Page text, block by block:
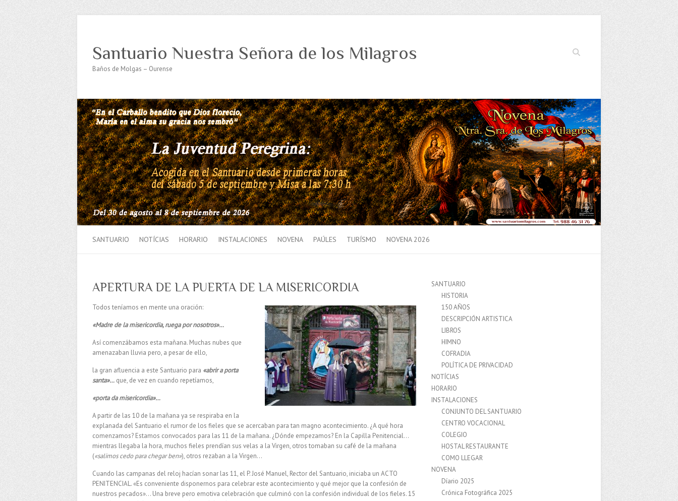
Buscar
Santuario Nuestra Señora de los Milagros
Baños de Molgas – Ourense
SANTUARIO NOTÍCIAS HORARIO INSTALACIONES NOVENA PAÚLES TURÍSMO NOVENA 2026
APERTURA DE LA PUERTA DE LA MISERICORDIA
Todos teníamos en mente una oración:
«Madre de la misericordia, ruega por nosotros»…
Así comenzábamos esta mañana. Muchas nubes que
amenazaban lluvia pero, a pesar de ello,
la gran afluencia a este Santuario para «abrir a porta
santa»… que, de vez en cuando repetíamos,
«porta da misericordia»…
A partir de las 10 de la mañana ya se respiraba en la
explanada del Santuario el rumor de los fieles que se acercaban para tan magno acontecimiento. ¿A qué hora
comenzamos? Estamos convocados para las 11 de la mañana. ¿Dónde empezamos? En la Capilla Penitencial…
mientras llegaba la hora, muchos fieles prendían sus velas a la Virgen, otros tomaban su café de la mañana
(«salimos cedo para chegar ben»), otros rezaban a la Virgen…
Cuando las campanas del reloj hacían sonar las 11, el P. José Manuel, Rector del Santuario, iniciaba un ACTO
PENITENCIAL. «Es conveniente disponernos para celebrar este acontecimiento y qué mejor que la confesión de
nuestros pecados»… Una breve pero emotiva celebración que culminó con la confesión individual de los fieles. 15
SANTUARIO
HISTORIA
150 AÑOS
DESCRIPCIÓN ARTISTICA
LIBROS
HIMNO
COFRADIA
POLÍTICA DE PRIVACIDAD
NOTÍCIAS
HORARIO
INSTALACIONES
CONJUNTO DEL SANTUARIO
CENTRO VOCACIONAL
COLEGIO
HOSTAL RESTAURANTE
COMO LLEGAR
NOVENA
Díario 2025
Crónica Fotográfica 2025